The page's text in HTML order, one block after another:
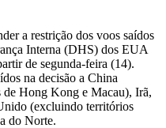
a restrição dos voos saídos
Interna (DHS) dos EUA
de segunda-feira (14).
na decisão a China
de Hong Kong e Macau), Irã,
(excluindo territórios
do Norte.